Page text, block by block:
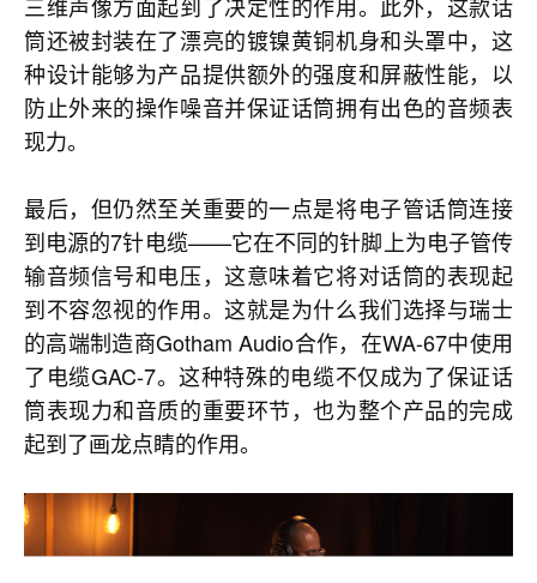
筒还被封装在了漂亮的镀镍黄铜机身和头罩中，这
种设计能够为产品提供额外的强度和屏蔽性能，以
防止外来的操作噪音并保证话筒拥有出色的音频表
现力。
最后，但仍然至关重要的一点是将电子管话筒连接
到电源的7针电缆——它在不同的针脚上为电子管传
输音频信号和电压，这意味着它将对话筒的表现起
到不容忽视的作用。这就是为什么我们选择与瑞士
的高端制造商Gotham Audio合作，在WA-67中使用
了电缆GAC-7。这种特殊的电缆不仅成为了保证话
筒表现力和音质的重要环节，也为整个产品的完成
起到了画龙点睛的作用。